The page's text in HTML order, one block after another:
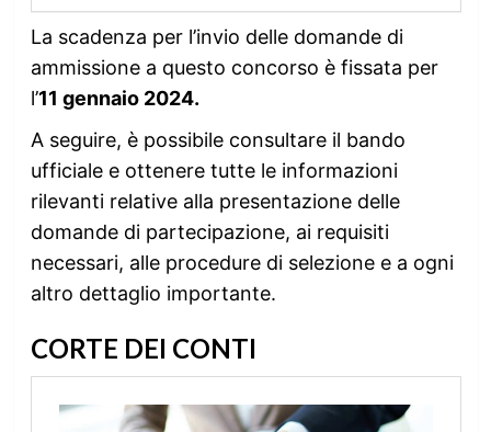
La scadenza per l’invio delle domande di
ammissione a questo concorso è fissata per
l’11 gennaio 2024.
A seguire, è possibile consultare il bando
ufficiale e ottenere tutte le informazioni
rilevanti relative alla presentazione delle
domande di partecipazione, ai requisiti
necessari, alle procedure di selezione e a ogni
altro dettaglio importante.
CORTE DEI CONTI